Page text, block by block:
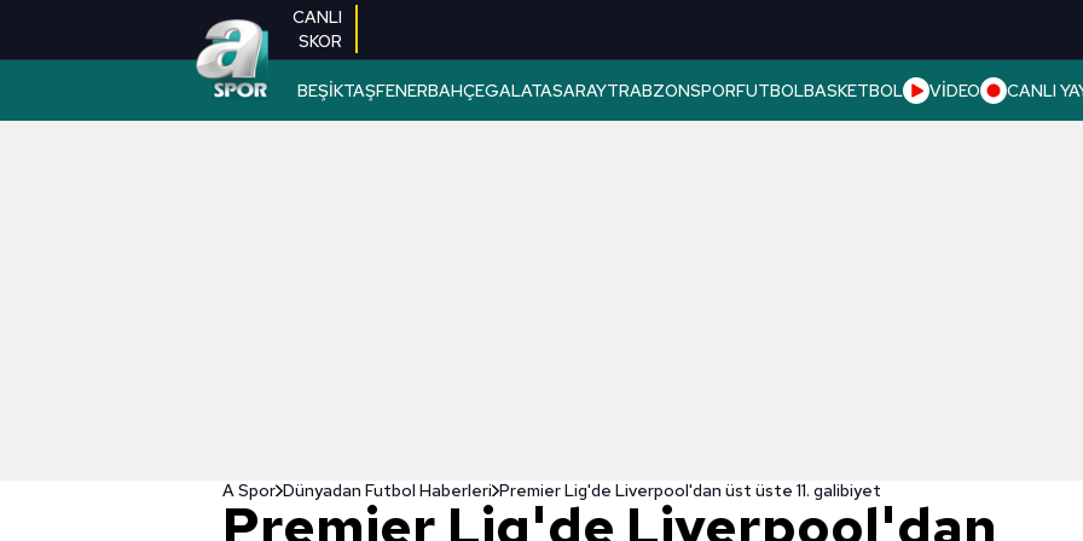
CANLI
SKOR
BEŞİKTAŞFENERBAHÇEGALATASARAYTRABZONSPORFUTBOLBASKETBOL VİDEO CANLI
A Spor Dünyadan Futbol Haberleri Premier Lig'de Liverpool'dan üst üste 11. galibiyet
Premier Lig'de Liverpool'dan